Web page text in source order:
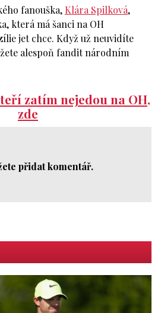
fanouška, Klára Spilková,
která má šanci na OH
jet chce. Když už neuvidíte
alespoň fandit národním
zatím nejedou na OH,
zde
přidat komentář.